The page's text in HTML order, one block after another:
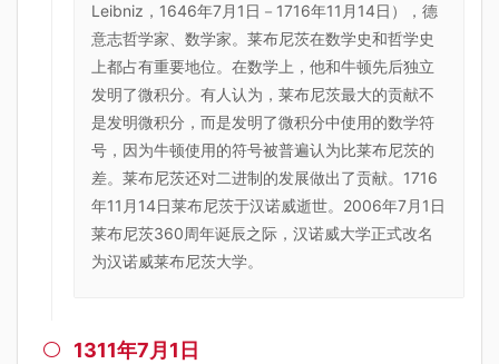
Leibniz，1646年7月1日－1716年11月14日），德
意志哲学家、数学家。莱布尼茨在数学史和哲学史
上都占有重要地位。在数学上，他和牛顿先后独立
发明了微积分。有人认为，莱布尼茨最大的贡献不
是发明微积分，而是发明了微积分中使用的数学符
号，因为牛顿使用的符号被普遍认为比莱布尼茨的
差。莱布尼茨还对二进制的发展做出了贡献。1716
年11月14日莱布尼茨于汉诺威逝世。2006年7月1日
莱布尼茨360周年诞辰之际，汉诺威大学正式改名
为汉诺威莱布尼茨大学。
 1311年7月1日